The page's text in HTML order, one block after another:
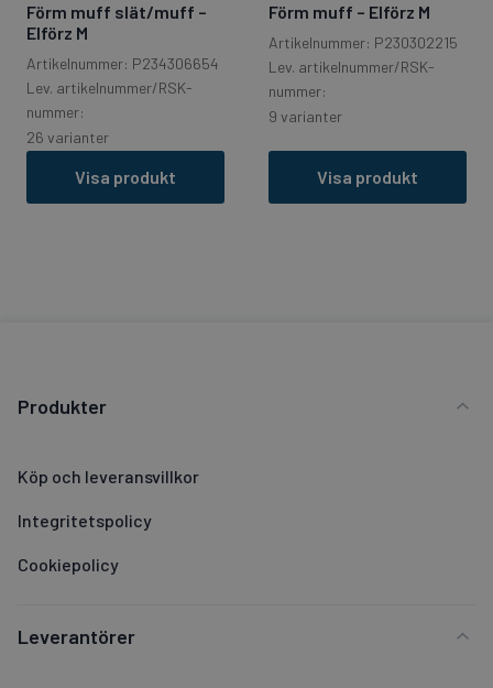
Förm muff slät/muff –
Elförz M
Artikelnummer: P234306654
Lev. artikelnummer/RSK-
nummer:
26 varianter
Visa produkt
Förm muff – Elförz M
Artikelnummer: P230302215
Lev. artikelnummer/RSK-
nummer:
9 varianter
Visa produkt
Produkter
Köp och leveransvillkor
Integritetspolicy
Cookiepolicy
Leverantörer